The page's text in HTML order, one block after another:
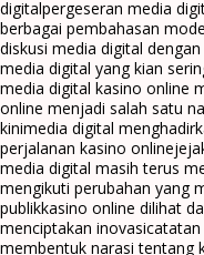
digitalpergeseran media
berbagai pembahasan
diskusi media digital
media digital yang kian
media digital kasino online
online menjadi salah satu
kinimedia digital
perjalanan kasino online
media digital masih terus
mengikuti perubahan yang
publikkasino online dilihat
menciptakan inovasicatatan
membentuk narasi tentang